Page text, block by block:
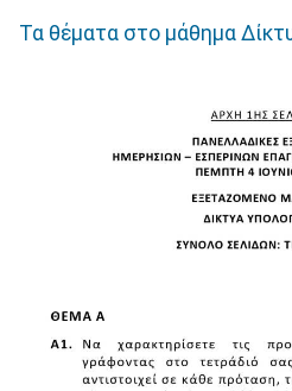
Τα θέματα στο μάθημα